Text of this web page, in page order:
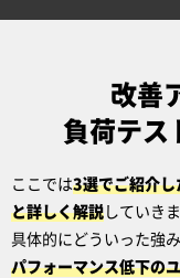
改善
負荷テス
ここでは3選でご紹介
と詳しく解説していきま
具体的にどういった強
パフォーマンス低下の